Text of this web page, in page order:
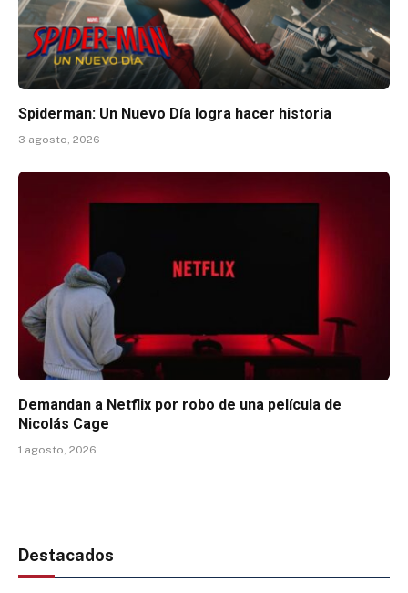
Spiderman: Un Nuevo Día logra hacer historia
3 agosto, 2026
Demandan a Netflix por robo de una película de
Nicolás Cage
1 agosto, 2026
Destacados